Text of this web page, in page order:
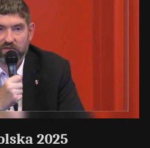
2025